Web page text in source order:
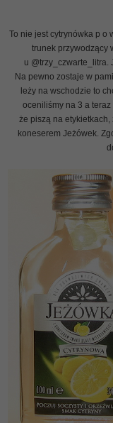
To nie jest cytrynówka p o
trunek przywodzący
u @trzy_czwarte_litra.
Na pewno zostaje w
leży na wschodzie to
oceniliśmy na 3 a
że piszą na
koneserem Jeżówek.